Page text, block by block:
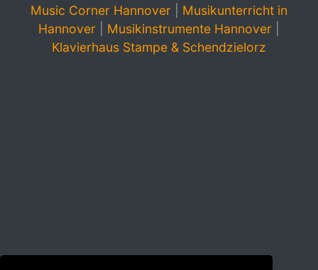
Music Corner Hannover
Musikunterricht in
Hannover
Musikinstrumente Hannover
Klavierhaus Stampe & Schendzielorz